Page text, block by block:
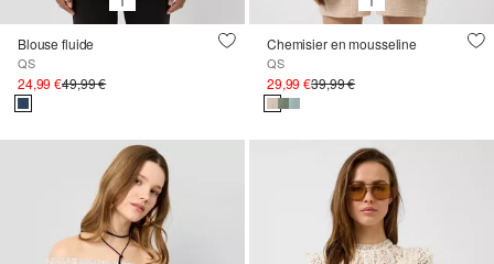
Blouse fluide
QS
24,99 €49,99 €
Chemisier en mousseline
QS
29,99 €39,99 €